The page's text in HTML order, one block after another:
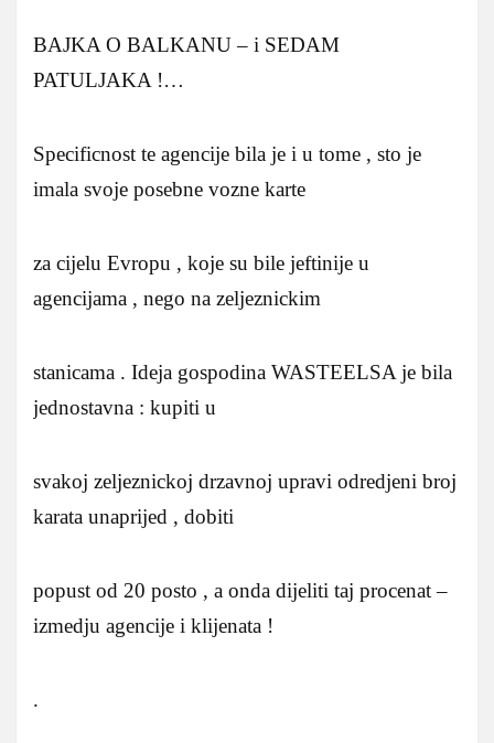
BAJKA O BALKANU – i SEDAM
PATULJAKA !…
Specificnost te agencije bila je i u tome , sto je
imala svoje posebne vozne karte
za cijelu Evropu , koje su bile jeftinije u
agencijama , nego na zeljeznickim
stanicama . Ideja gospodina WASTEELSA je bila
jednostavna : kupiti u
svakoj zeljeznickoj drzavnoj upravi odredjeni broj
karata unaprijed , dobiti
popust od 20 posto , a onda dijeliti taj procenat –
izmedju agencije i klijenata !
.